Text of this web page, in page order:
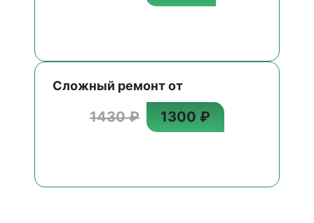
Сложный ремонт от
1430 ₽ 1300 ₽